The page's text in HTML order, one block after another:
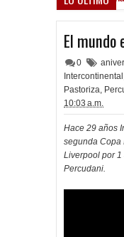
El mundo
0
Intercontinental
Pastoriza,
10:03 a.m.
Hace 29 años
segunda Copa
Liverpool por 1
Percudani.